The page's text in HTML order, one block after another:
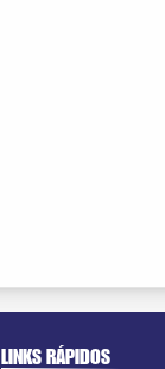
LINKS RÁPIDOS